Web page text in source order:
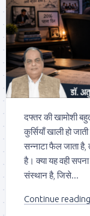
दफ्तर की खामोशी
कुर्सियाँ खाली हो
सन्नाटा फैल जाता
है। क्या यह वही
संस्थान है, जिसे...
Continue